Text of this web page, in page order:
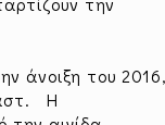
άνοιξη του
Η